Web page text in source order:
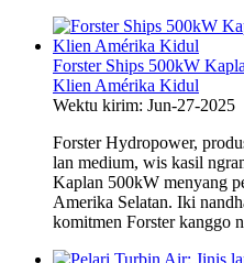
Forster Ships 500kW
Klien Amérika Kidul
Wektu kirim: Jun-27-2025
Forster Hydropower,
lan medium, wis kasil
Kaplan 500kW menyang
Amerika Selatan. Iki
komitmen Forster kanggo